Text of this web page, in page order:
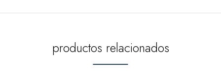
productos relacionados